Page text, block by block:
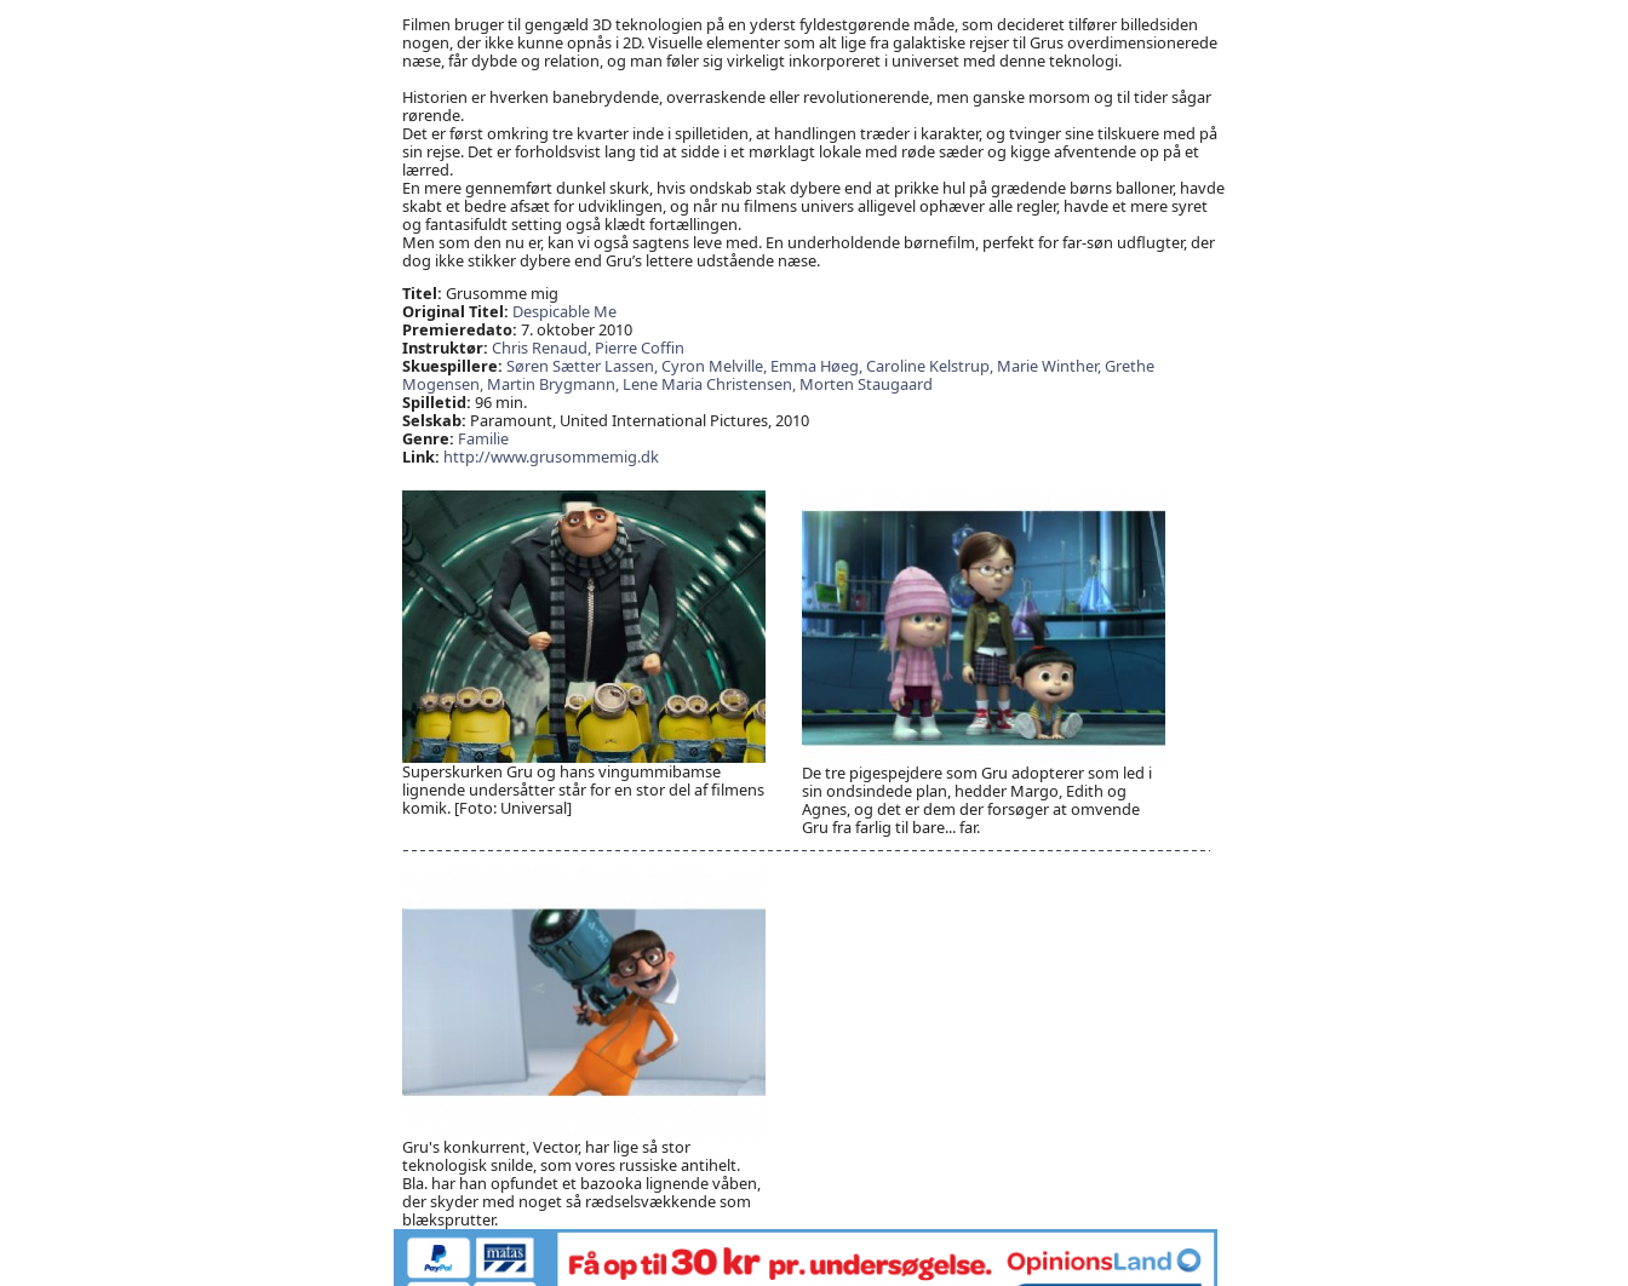
Filmen bruger til gengæld 3D teknologien på en yderst fyldestgørende måde, som decideret tilfører billedsiden
nogen, der ikke kunne opnås i 2D. Visuelle elementer som alt lige fra galaktiske rejser til Grus overdimensionerede
næse, får dybde og relation, og man føler sig virkeligt inkorporeret i universet med denne teknologi.
Historien er hverken banebrydende, overraskende eller revolutionerende, men ganske morsom og til tider sågar
rørende.
Det er først omkring tre kvarter inde i spilletiden, at handlingen træder i karakter, og tvinger sine tilskuere med på
sin rejse. Det er forholdsvist lang tid at sidde i et mørklagt lokale med røde sæder og kigge afventende op på et
lærred.
En mere gennemført dunkel skurk, hvis ondskab stak dybere end at prikke hul på grædende børns balloner, havde
skabt et bedre afsæt for udviklingen, og når nu filmens univers alligevel ophæver alle regler, havde et mere syret
og fantasifuldt setting også klædt fortællingen.
Men som den nu er, kan vi også sagtens leve med. En underholdende børnefilm, perfekt for far-søn udflugter, der
dog ikke stikker dybere end Gru’s lettere udstående næse.
Titel: Grusomme mig
Original Titel: Despicable Me
Premieredato: 7. oktober 2010
Instruktør: Chris Renaud, Pierre Coffin
Skuespillere: Søren Sætter Lassen,Cyron Melville, Emma Høeg,Caroline Kelstrup, Marie Winther,Grethe
Mogensen, Martin Brygmann, Lene Maria Christensen, Morten Staugaard
Spilletid: 96 min.
Selskab: Paramount, United International Pictures, 2010
Genre: Familie
Link: http://www.grusommemig.dk
Superskurken Gru og hans vingummibamse
lignende undersåtter står for en stor del af filmens
komik. [Foto: Universal]
De tre pigespejdere som Gru adopterer som led i
sin ondsindede plan, hedder Margo, Edith og
Agnes, og det er dem der forsøger at omvende
Gru fra farlig til bare... far.
Gru's konkurrent, Vector, har lige så stor
teknologisk snilde, som vores russiske antihelt.
Bla. har han opfundet et bazooka lignende våben,
der skyder med noget så rædselsvækkende som
blæksprutter.